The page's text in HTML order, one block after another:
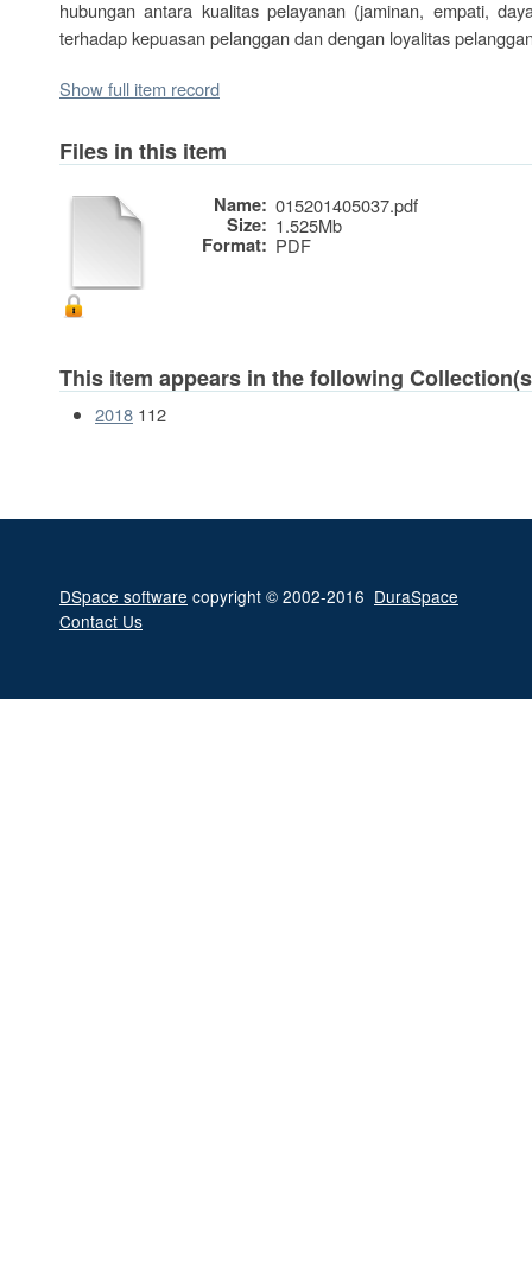
hubungan antara kualitas pelayanan (jaminan, empati,
terhadap kepuasan pelanggan dan dengan loyalitas
Show full item record
Files in this item
Name: 015201405037.pdf
Size: 1.525Mb
Format: PDF
This item appears in the following
2018 112
DSpace software copyright © 2002-2016 DuraSpace
Contact Us